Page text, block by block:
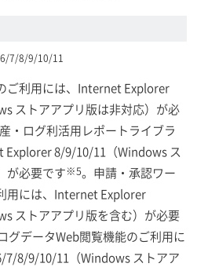
7/8/9/10/11
ご利用には、Internet Explorer
ストアアプリ版は非対応）が必
・ログ利活用レポートライブラ
Explorer 8/9/10/11（Windows ス
が必要です※5。申請・承認ワー
用には、Internet Explorer
ストアアプリ版を含む）が必要
グデータWeb閲覧機能のご利用に
8/9/10/11（Windows ストアア